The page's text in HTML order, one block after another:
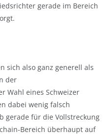
gerade im Bereich
sich also ganz generell als
der
Wahl eines Schweizer
dabei wenig falsch
gerade für die Vollstreckung
Bereich überhaupt auf